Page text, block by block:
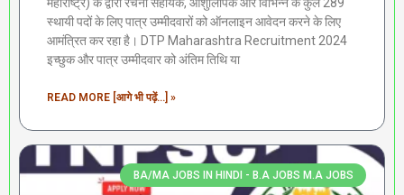
स्थायी पदों के लिए पात्र उम्मीदवारों को ऑनलाइन आवेदन करने के लिए
आमंत्रित कर रहा है। DTP Maharashtra Recruitment 2024
इच्छुक और पात्र उम्मीदवार को अंतिम तिथि या
READ MORE [आगे भी पढ़ें...] »
BA/MA JOBS IN HINDI - B.A JOBS M.A JOBS